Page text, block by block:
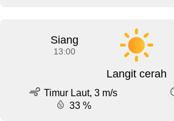
Siang
13:00
Langit cerah
Timur Laut, 3 m/s
33 %